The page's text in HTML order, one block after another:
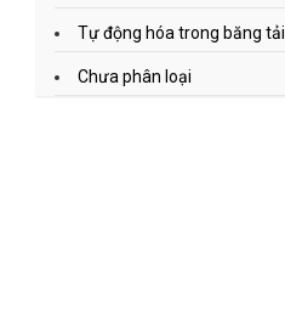
Tự động hóa trong băng tải
Chưa phân loại